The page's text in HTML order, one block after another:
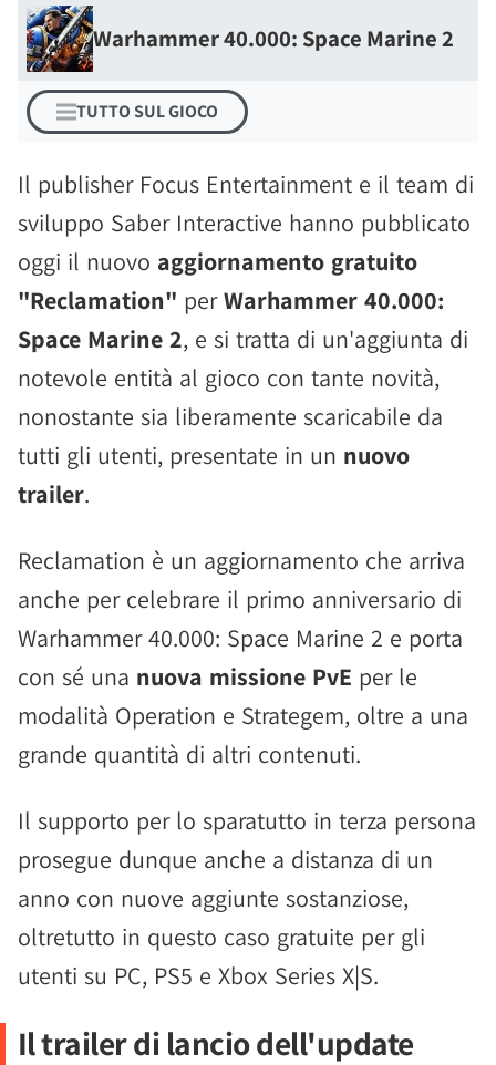
Warhammer 40.000: Space Marine 2
TUTTO SUL GIOCO
Il publisher Focus Entertainment e il team di
sviluppo Saber Interactive hanno pubblicato
oggi il nuovo aggiornamento gratuito
"Reclamation" perWarhammer 40.000:
Space Marine 2, e si tratta di un'aggiunta di
notevole entità al gioco con tante novità,
nonostante sia liberamente scaricabile da
tutti gli utenti, presentate in un nuovo
trailer.
Reclamation è un aggiornamento che arriva
anche per celebrare il primo anniversario di
Warhammer 40.000: Space Marine 2 e porta
con sé una nuova missione PvE per le
modalità Operation e Strategem, oltre a una
grande quantità di altri contenuti.
Il supporto per lo sparatutto in terza persona
prosegue dunque anche a distanza di un
anno con nuove aggiunte sostanziose,
oltretutto in questo caso gratuite per gli
utenti su PC, PS5 e Xbox Series X|S.
Il trailer di lancio dell'update